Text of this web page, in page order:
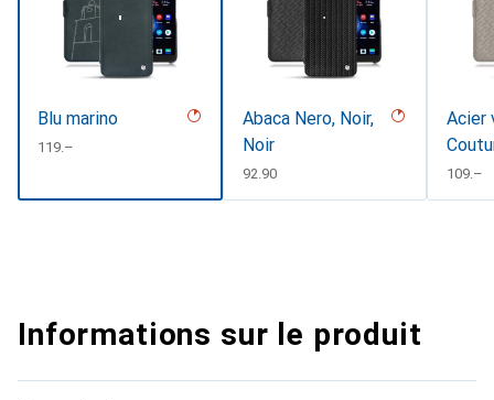
Blu marino
CHF
119.–
Abaca Nero, Noir,
Noir
CHF
92.90
Acier
CHF
109.–
Informations sur le produit